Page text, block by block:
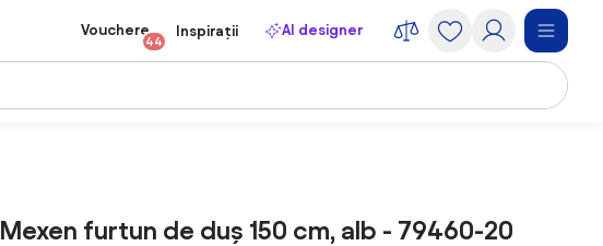
Vouchere
44
Inspirații AI designer
Mexen furtun de duș 150 cm, alb - 79460-20